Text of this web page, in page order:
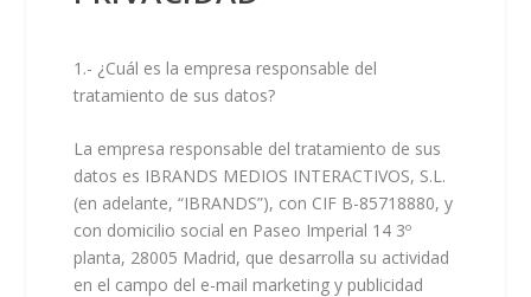
1.- ¿Cuál es la empresa responsable del
tratamiento de sus datos?
La empresa responsable del tratamiento de sus
datos es IBRANDS MEDIOS INTERACTIVOS, S.L.
(en adelante, “IBRANDS”), con CIF B-85718880, y
con domicilio social en Paseo Imperial 14 3º
planta, 28005 Madrid, que desarrolla su actividad
en el campo del e-mail marketing y publicidad